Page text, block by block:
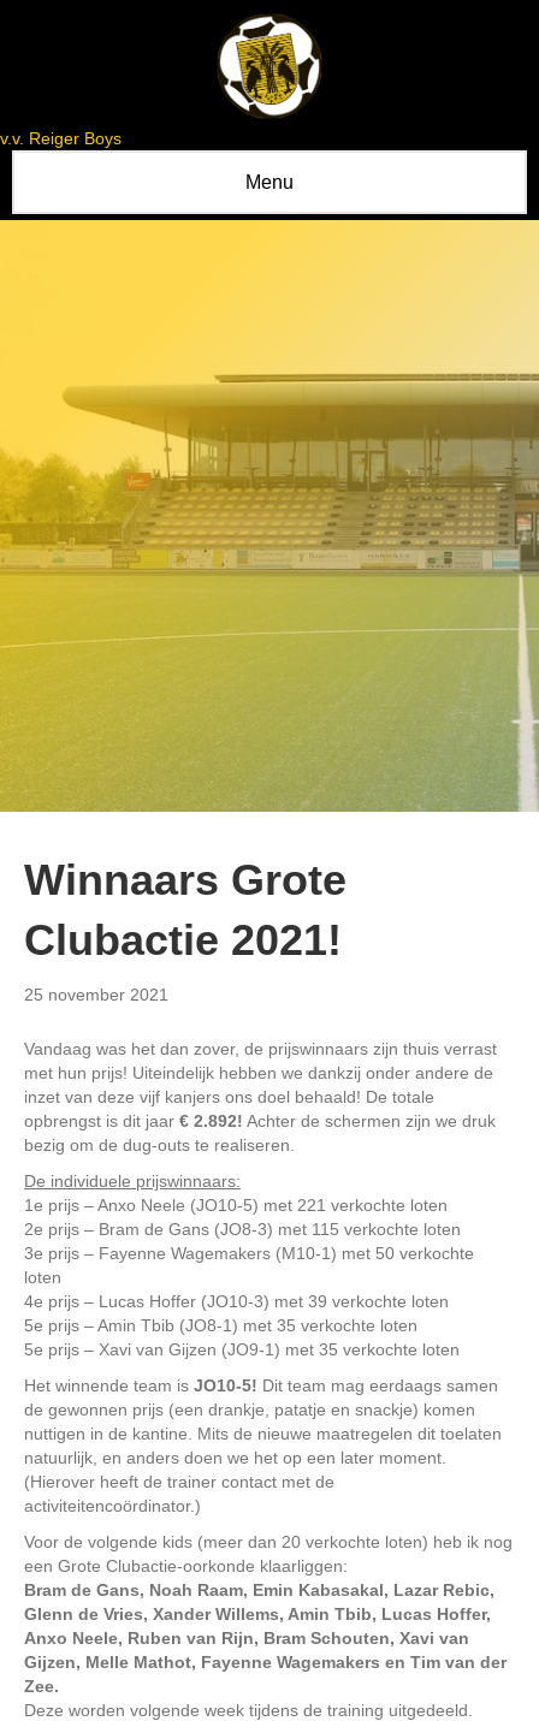
v.v. Reiger Boys
Menu
Winnaars Grote
Clubactie 2021!
25 november 2021
Vandaag was het dan zover, de prijswinnaars zijn thuis verrast
met hun prijs! Uiteindelijk hebben we dankzij onder andere de
inzet van deze vijf kanjers ons doel behaald! De totale
opbrengst is dit jaar € 2.892! Achter de schermen zijn we druk
bezig om de dug-outs te realiseren.
De individuele prijswinnaars:
1e prijs – Anxo Neele (JO10-5) met 221 verkochte loten
2e prijs – Bram de Gans (JO8-3) met 115 verkochte loten
3e prijs – Fayenne Wagemakers (M10-1) met 50 verkochte
loten
4e prijs – Lucas Hoffer (JO10-3) met 39 verkochte loten
5e prijs – Amin Tbib (JO8-1) met 35 verkochte loten
5e prijs – Xavi van Gijzen (JO9-1) met 35 verkochte loten
Het winnende team is JO10-5! Dit team mag eerdaags samen
de gewonnen prijs (een drankje, patatje en snackje) komen
nuttigen in de kantine. Mits de nieuwe maatregelen dit toelaten
natuurlijk, en anders doen we het op een later moment.
(Hierover heeft de trainer contact met de
activiteitencoördinator.)
Voor de volgende kids (meer dan 20 verkochte loten) heb ik nog
een Grote Clubactie-oorkonde klaarliggen:
Bram de Gans, Noah Raam, Emin Kabasakal, Lazar Rebic,
Glenn de Vries, Xander Willems, Amin Tbib, Lucas Hoffer,
Anxo Neele, Ruben van Rijn, Bram Schouten, Xavi van
Gijzen, Melle Mathot, Fayenne Wagemakers en Tim van der
Zee.
Deze worden volgende week tijdens de training uitgedeeld.